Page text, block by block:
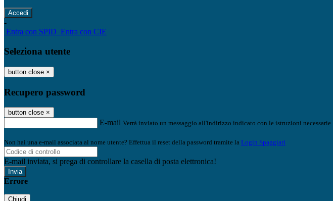
-
Entra con SPID Entra con CIE
Seleziona utente
button close ×
Recupero password
button close ×
E-mail Verrà inviato un messaggio all'indirizzo indicato con le istruzioni necessarie.
Non hai una e-mail associata al nome utente? Effettua il reset della password tramite la Login Spaggiari
E-mail inviata, si prega di controllare la casella di posta elettronica!
Errore
Chiudi